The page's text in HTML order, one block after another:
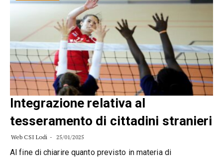
Integrazione relativa al
tesseramento di cittadini stranieri
Web CSI Lodi 25/01/2025
Al fine di chiarire quanto previsto in materia di